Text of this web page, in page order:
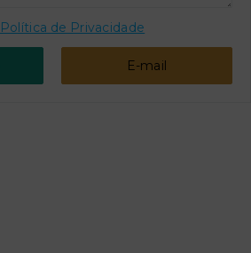
Política de Privacidade
E-mail